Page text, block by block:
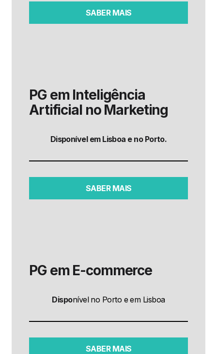
SABER MAIS
PG em Inteligência
Artificial no Marketing
Disponível em Lisboa e no Porto.
SABER MAIS
PG em E-commerce
Disponível no Porto e em Lisboa
SABER MAIS